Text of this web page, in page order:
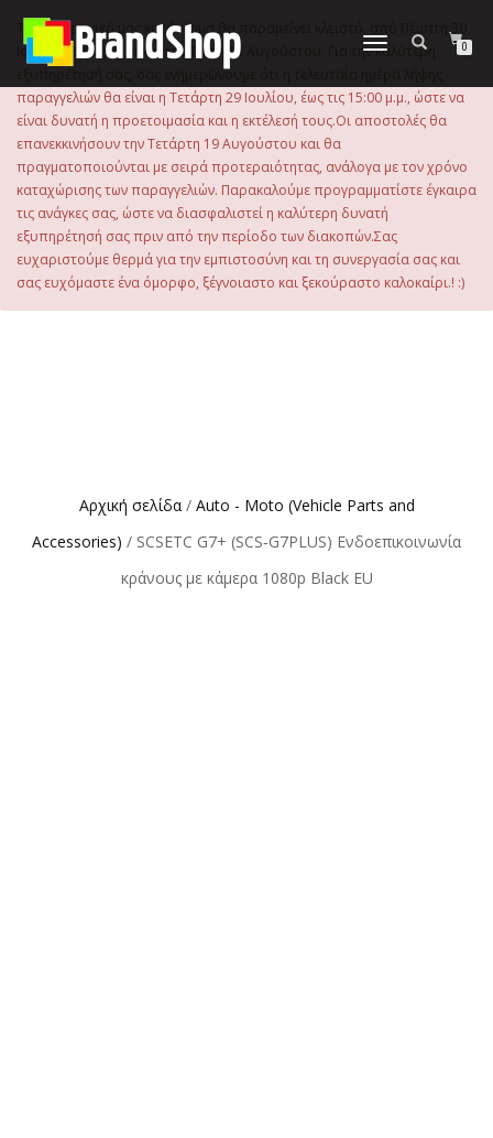
περιεχόμενο
Εναλλαγή
0
Το ηλεκτρονικό μας κατάστημα θα παραμείνει κλειστό, από Πέμπτη 30
Ιουλίου 2026 μέχρι και την Τρίτη 18 Αυγούστου. Για την καλύτερη
εξυπηρέτησή σας, σας ενημερώνουμε ότι η τελευταία ημέρα λήψης
παραγγελιών θα είναι η Τετάρτη 29 Ιουλίου, έως τις 15:00 μ.μ., ώστε να
είναι δυνατή η προετοιμασία και η εκτέλεσή τους.Οι αποστολές θα
επανεκκινήσουν την Τετάρτη 19 Αυγούστου και θα
πραγματοποιούνται με σειρά προτεραιότητας, ανάλογα με τον χρόνο
καταχώρισης των παραγγελιών. Παρακαλούμε προγραμματίστε έγκαιρα
τις ανάγκες σας, ώστε να διασφαλιστεί η καλύτερη δυνατή
εξυπηρέτησή σας πριν από την περίοδο των διακοπών.Σας
ευχαριστούμε θερμά για την εμπιστοσύνη και τη συνεργασία σας και
σας ευχόμαστε ένα όμορφο, ξέγνοιαστο και ξεκούραστο καλοκαίρι.! :)
Αρχική σελίδα/ Auto - Moto (Vehicle Parts and
Accessories) / SCSETC G7+ (SCS‑G7PLUS) Ενδοεπικοινωνία
κράνους με κάμερα 1080p Black EU